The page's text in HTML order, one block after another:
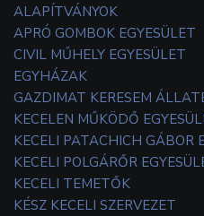
ALAPÍTVÁNYOK
APRÓ GOMBOK EGYESÜLET
CIVIL MŰHELY EGYESÜLET
EGYHÁZAK
GAZDIMAT KERESEM
KECELEN MŰKÖDŐ
KECELI PATACHICH GÁBOR
KECELI POLGÁRŐR
KECELI TEMETŐK
KÉSZ KECELI SZERVEZET